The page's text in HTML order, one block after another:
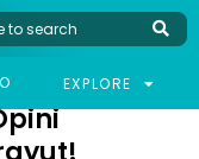
EXPLORE
TENTANG JIRAYUT!